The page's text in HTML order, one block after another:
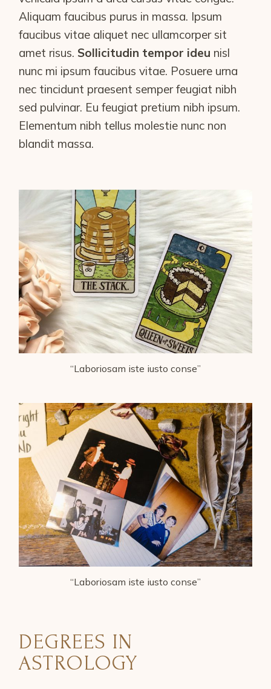
Aliquam faucibus purus in massa. Ipsum
faucibus vitae aliquet nec ullamcorper sit
amet risus. Sollicitudin tempor ideu nisl
nunc mi ipsum faucibus vitae. Posuere urna
nec tincidunt praesent semper feugiat nibh
sed pulvinar. Eu feugiat pretium nibh ipsum.
Elementum nibh tellus molestie nunc non
blandit massa.
“Laboriosam iste iusto conse”
“Laboriosam iste iusto conse”
DEGREES IN
ASTROLOGY